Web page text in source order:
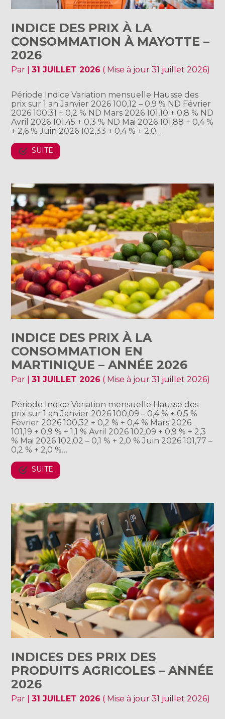
INDICE DES PRIX À LA
CONSOMMATION À MAYOTTE –
2026
Par |31 JUILLET 2026 ( Mise à jour 31 juillet 2026)
Période Indice Variation mensuelle Hausse des
prix sur 1 an Janvier 2026 100,12 – 0,9 % ND Février
2026 100,31 + 0,2 % ND Mars 2026 101,10 + 0,8 % ND
Avril 2026 101,45 + 0,3 % ND Mai 2026 101,88 + 0,4 %
+ 2,6 % Juin 2026 102,33 + 0,4 % + 2,0…
SUITE
INDICE DES PRIX À LA
CONSOMMATION EN
MARTINIQUE – ANNÉE 2026
Par |31 JUILLET 2026 ( Mise à jour 31 juillet 2026)
Période Indice Variation mensuelle Hausse des
prix sur 1 an Janvier 2026 100,09 – 0,4 % + 0,5 %
Février 2026 100,32 + 0,2 % + 0,4 % Mars 2026
101,19 + 0,9 % + 1,1 % Avril 2026 102,09 + 0,9 % + 2,3
% Mai 2026 102,02 – 0,1 % + 2,0 % Juin 2026 101,77 –
0,2 % + 2,0 %…
SUITE
INDICES DES PRIX DES
PRODUITS AGRICOLES – ANNÉE
2026
Par |31 JUILLET 2026 ( Mise à jour 31 juillet 2026)